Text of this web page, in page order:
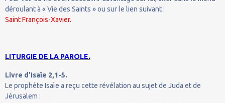
déroulant à « Vie des Saints » ou sur le lien suivant :
Saint François-Xavier.
LITURGIE DE LA PAROLE.
Livre d'Isaïe 2,1-5.
Le prophète Isaïe a reçu cette révélation au sujet de Juda et de
Jérusalem :